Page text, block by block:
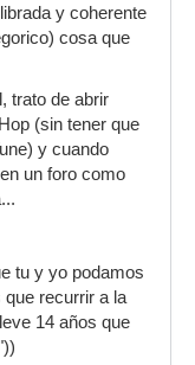
y coherente
cosa que
trato de abrir
(sin tener que
y cuando
un foro como
tu y yo podamos
recurrir a la
14 años que